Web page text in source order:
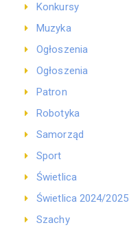
Konkursy
Muzyka
Ogłoszenia
Ogłoszenia
Patron
Robotyka
Samorząd
Sport
Świetlica
Świetlica 2024/2025
Szachy